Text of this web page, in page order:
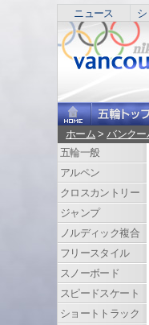
ニュース
ホーム >バンクー
五輪一般
アルペン
クロスカントリー
ジャンプ
ノルディック複合
フリースタイル
スノーボード
スピードスケート
ショートトラック